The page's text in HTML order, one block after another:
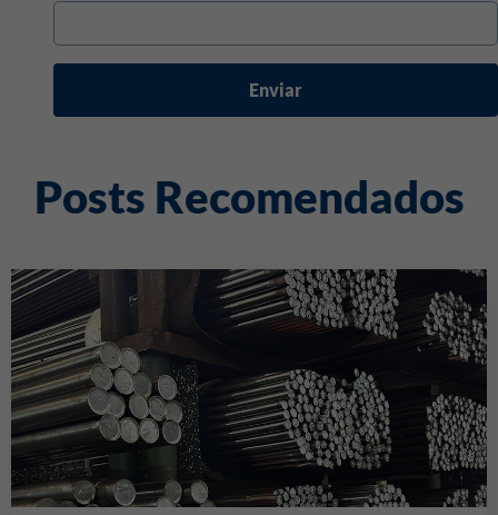
Enviar
Posts Recomendados